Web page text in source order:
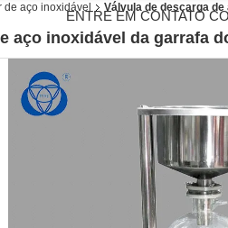
ENTRE EM CONTATO
de aço inoxidável Válvula de descarga
aço inoxidável da garrafa